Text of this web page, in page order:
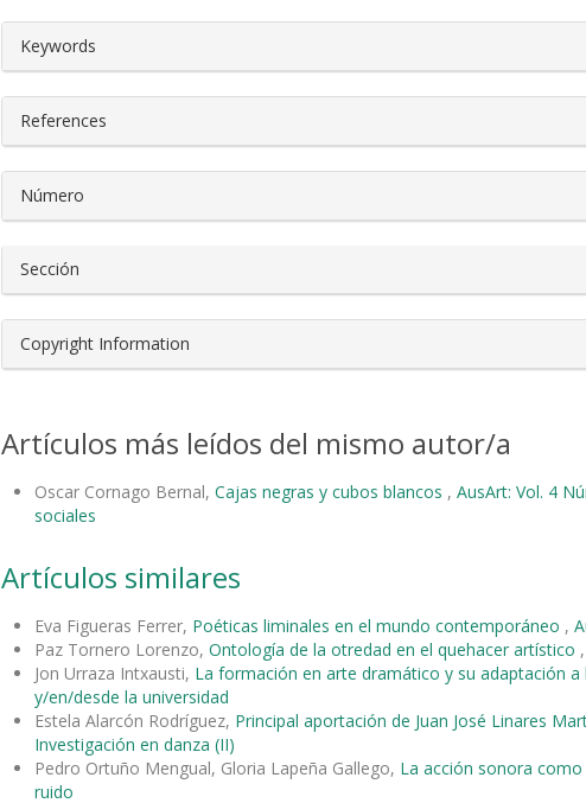
Keywords
References
Número
Sección
Copyright Information
Artículos más leídos del mismo autor/a
Oscar Cornago Bernal, Cajas negras y cubos blancos , AusArt: Vol. 4
sociales
Artículos similares
Eva Figueras Ferrer, Poéticas liminales en el mundo contemporáneo ,
Paz Tornero Lorenzo, Ontología de la otredad en el quehacer artístico ,
Jon Urraza Intxausti, La formación en arte dramático y su adaptación
y/en/desde la universidad
Estela Alarcón Rodríguez, Principal aportación de Juan José Linares
Investigación en danza (II)
Pedro Ortuño Mengual, Gloria Lapeña Gallego, La acción sonora
ruido